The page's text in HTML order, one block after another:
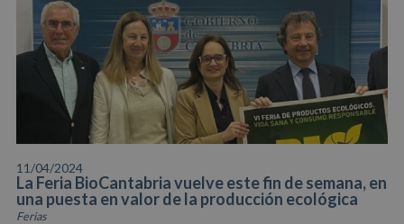
11/04/2024
La Feria BioCantabria vuelve este fin de semana, en
una puesta en valor de la producción ecológica
Ferias